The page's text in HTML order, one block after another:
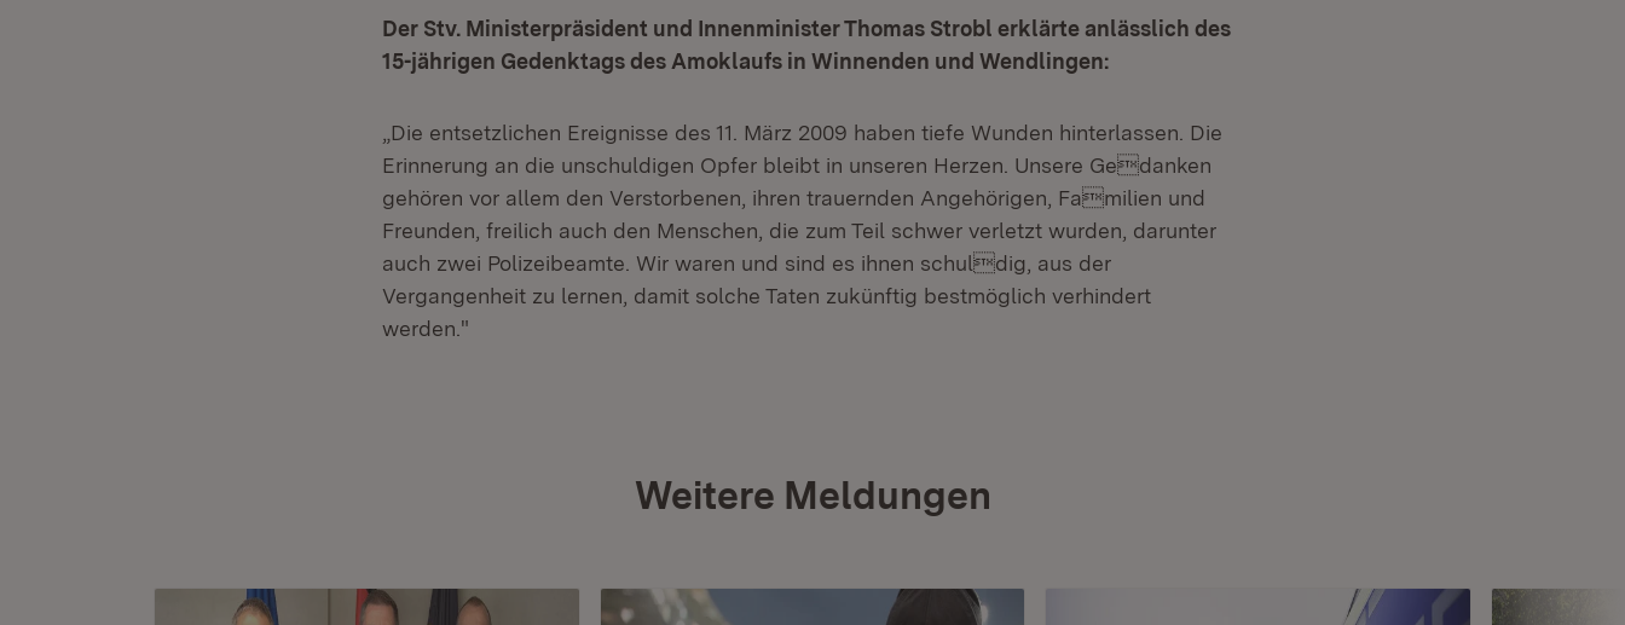
Der Stv. Ministerpräsident und Innenminister Thomas Strobl erklärte anlässlich des
15-jährigen Gedenktags des Amoklaufs in Winnenden und Wendlingen:
„Die entsetzlichen Ereignisse des 11. März 2009 haben tiefe Wunden hinterlassen. Die
Erinnerung an die unschuldigen Opfer bleibt in unseren Herzen. Unsere Gedanken
gehören vor allem den Verstorbenen, ihren trauernden Angehörigen, Familien und
Freunden, freilich auch den Menschen, die zum Teil schwer verletzt wurden, darunter
auch zwei Polizeibeamte. Wir waren und sind es ihnen schuldig, aus der
Vergangenheit zu lernen, damit solche Taten zukünftig bestmöglich verhindert
werden."
Weitere Meldungen